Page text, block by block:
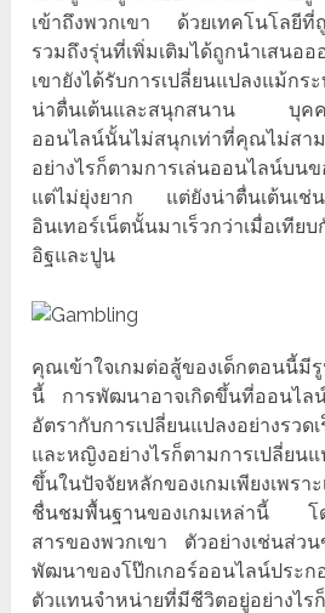
เข้าถึงพวกเขา ด้วยเทคโนโลยี
รวมถึงรุ่นที่เพิ่มเติมได้ถูกนำเสนอ
เขายังได้รับการเปลี่ยนแปลงแม้กร
น่าตื่นเต้นและสนุกสนาน บุคคล
ออนไลน์นั้นไม่สนุกเท่าที่คุณไม่ส
อย่างไรก็ตามการเล่นออนไลน์บน
แต่ไม่ยุ่งยาก แต่ยังน่าตื่นเต้นเ
อินเทอร์เน็ตนั้นมาเร็วกว่าเมื่อเที
อิฐและปูน
คุณเข้าใจเกมต่อสู้ของเด็กตอนนี้มี
นี้ การพัฒนาอาจเกิดขึ้นที่ออนไลน์
อัตรากับการเปลี่ยนแปลงอย่างรวด
และหญิงอย่างไรก็ตามการเปลี่ยนแ
ขึ้นในปัจจัยหลักของเกมเพียงเพรา
ชื่นชมพื้นฐานของเกมเหล่านี้ โด
สารของพวกเขา ตัวอย่างเช่นส่วน
พัฒนาของโป๊กเกอร์ออนไลน์ประก
ตัวแทนจำหน่ายที่มีชีวิตอยู่อย่างไร